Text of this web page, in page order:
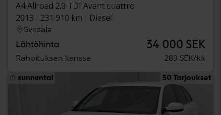
A4 Allroad 2.0 TDI Avant quattro
2013
231 910 km
Diesel
Svedala
Lähtöhinta 34 000 SEK
Rahoituksen kanssa 289 SEK/kk
sunnuntai 30 Tarjoukset